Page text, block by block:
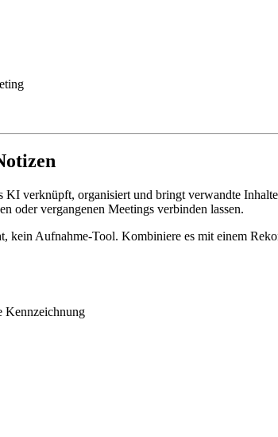
verknüpft, organisiert und bringt verwandte
oder vergangenen Meetings verbinden lassen.
kein Aufnahme-Tool. Kombiniere es mit einem
Kennzeichnung